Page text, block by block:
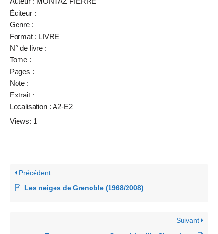
Éditeur :
Genre :
Format : LIVRE
N° de livre :
Tome :
Pages :
Note :
Extrait :
Localisation : A2-E2
Views: 1
Précédent
Les neiges de Grenoble (1968/2008)
Suivant